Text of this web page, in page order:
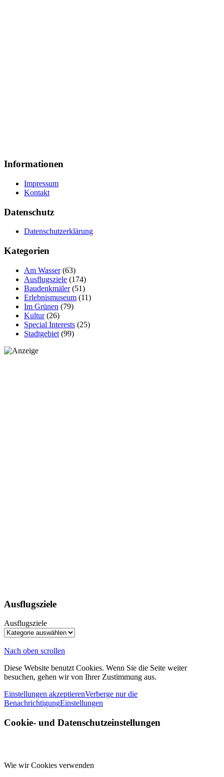
Informationen
Impressum
Kontakt
Datenschutz
Datenschutzerklärung
Kategorien
Am Wasser(63)
Ausflugsziele (174)
Baudenkmäler(51)
Erlebnismuseum (11)
Im Grünen (79)
Kultur(26)
Special Interests (25)
Stadtgebiet (99)
Ausflugsziele
Ausflugsziele
Nach oben scrollen
Diese Website benutzt Cookies. Wenn Sie die Seite weiter
besuchen, gehen wir von Ihrer Zustimmung aus.
Einstellungen akzeptierenVerberge nur die
BenachrichtigungEinstellungen
Cookie- und Datenschutzeinstellungen
Wie wir Cookies verwenden